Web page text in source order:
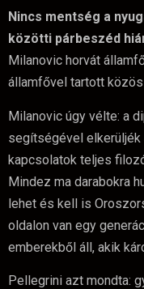
Nincs mentség a
közötti párbeszéd
Milanovic horvát
államfővel tartott
Milanovic úgy vélte: a
segítségével elkerüljék
kapcsolatok teljes
Mindez ma darabokra
lehet és kell is
oldalon van egy
emberekből áll, akik
Pellegrini azt mondta: